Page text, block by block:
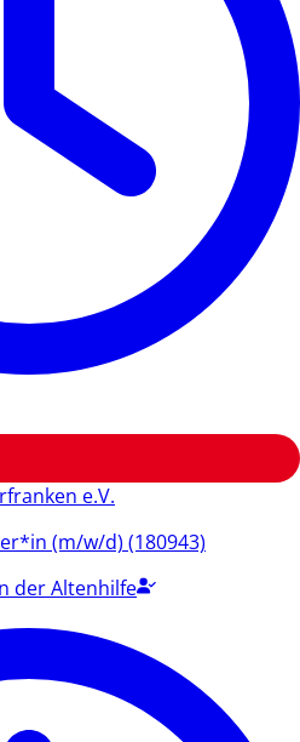
e.V.
(m/w/d) (180943)
der Altenhilfe